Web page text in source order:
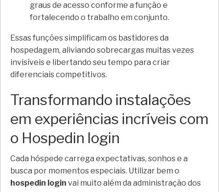
graus de acesso conforme a função e
fortalecendo o trabalho em conjunto.
Essas funções simplificam os bastidores da
hospedagem, aliviando sobrecargas muitas vezes
invisíveis e libertando seu tempo para criar
diferenciais competitivos.
Transformando instalações
em experiências incríveis com
o Hospedin login
Cada hóspede carrega expectativas, sonhos e a
busca por momentos especiais. Utilizar bem o
hospedin login vai muito além da administração dos